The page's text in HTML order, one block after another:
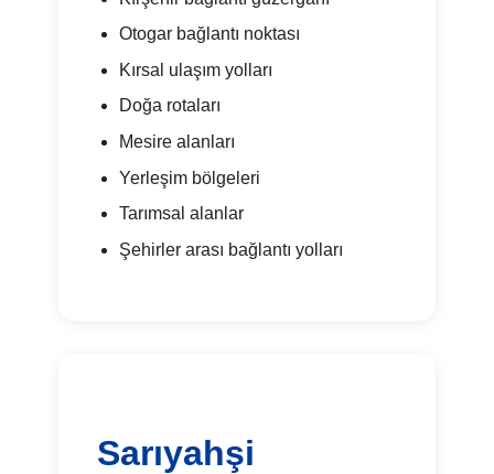
Otogar bağlantı noktası
Kırsal ulaşım yolları
Doğa rotaları
Mesire alanları
Yerleşim bölgeleri
Tarımsal alanlar
Şehirler arası bağlantı yolları
Sarıyahşi